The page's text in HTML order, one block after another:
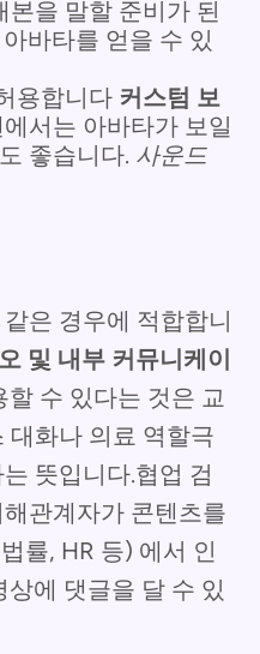
본을 말할 준비가 된
바타를 얻을 수 있
용합니다 커스텀 보
서는 아바타가 보일
좋습니다. 사운드
은 경우에 적합합니
및 내부 커뮤니케이
할 수 있다는 것은 교
대화나 의료 역할극
뜻입니다.협업 검
관계자가 콘텐츠를
률, HR 등) 에서 인
에 댓글을 달 수 있